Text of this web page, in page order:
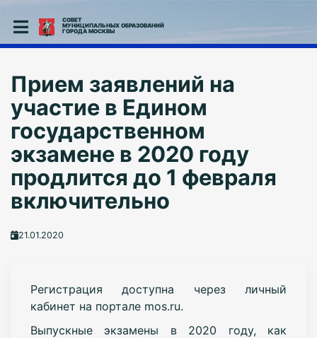
СОВЕТ
МУНИЦИПАЛЬНЫХ ОБРАЗОВАНИЙ
ГОРОДА МОСКВЫ
Прием заявлений на
участие в Едином
государственном
экзамене в 2020 году
продлится до 1 февраля
включительно
21.01.2020
Регистрация доступна через личный
кабинет на портале mos.ru.
Выпускные экзамены в 2020 году, как